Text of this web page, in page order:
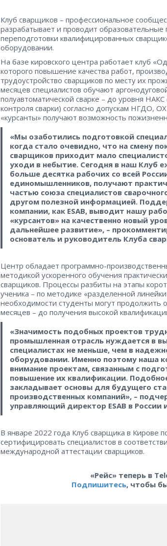
Клуб сварщиков – профессиональное
разрабатывает и проводит образовательные
переподготовки квалифицированных
оборудовании.
На базе кировского центра работает клуб
которого повышение качества работ,
трудоустройство сварщиков по месту их
месяцев специалистов обучают
полуавтоматической сварке – до уровня
контроля сварки) согласно допускам НГДО,
«курсанты» получают возможность
«Мы озаботились подготовкой
когда стало очевидно, что на смену
сварщиков приходит мало
уходи в небытие. Сегодня в наш Клуб
больше десятка рабочих со всей
единомышленников, получают
частью союза специалистов
другом полезной информацией.
компании, как ESAB, выводит нашу
«курсантов» на качественно новый
дальнейшее развитие», –
основатель и руководитель Клуба
Центр обладает программно-
методикой ускоренного обучения
сварщиков. Процессы разбиты на этапы
ученика – по методике «разделенной
необходимости студенты могут продолжить
месяцев – до получения высокой
«Значимость подобных проектов
промышленная отрасль нуждается в
специалистах не меньше, чем в
оборудовании. Именно поэтому наша
внимание проектам, связанным с
повышение их квалификации.
закладывает основы для будущего
производственных компаний», –
управляющий директор ESAB в России
В январе 2022 года Клуб сварщика в Кирове
сертифицировать специалистов в
международной аттестации сварщиков.
«Рейс» теперь в
Подпишитесь, чтобы